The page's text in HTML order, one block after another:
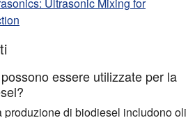
essere utilizzate per la
produzione di biodiesel includono oli